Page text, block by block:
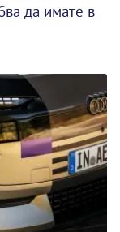
да имате в